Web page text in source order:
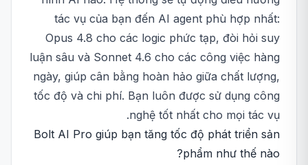
tác vụ của bạn đến AI agent phù hợp nhất:
Opus 4.8 cho các logic phức tạp, đòi hỏi suy
luận sâu và Sonnet 4.6 cho các công việc hàng
ngày, giúp cân bằng hoàn hảo giữa chất lượng,
tốc độ và chi phí. Bạn luôn được sử dụng công
nghệ tốt nhất cho mọi tác vụ.
Bolt AI Pro giúp bạn tăng tốc độ phát triển sản
phẩm như thế nào?